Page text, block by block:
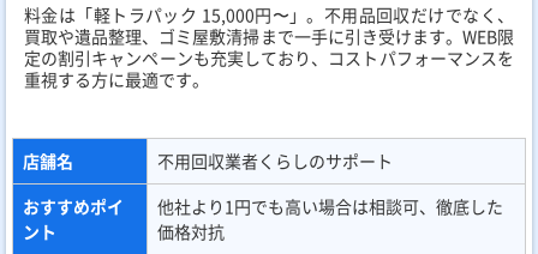
料金は「軽トラパック 15,000円〜」。不用品回収だけでなく、
買取や遺品整理、ゴミ屋敷清掃まで一手に引き受けます。WEB限
定の割引キャンペーンも充実しており、コストパフォーマンスを
重視する方に最適です。
店舗名
不用回収業者くらしのサポート
おすすめポイ
ント
他社より1円でも高い場合は相談可、徹底した
価格対抗